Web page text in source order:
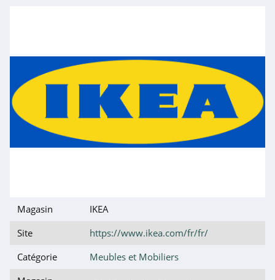
Magasin
IKEA
Site
https://www.ikea.com/fr/fr/
Catégorie
Meubles et Mobiliers